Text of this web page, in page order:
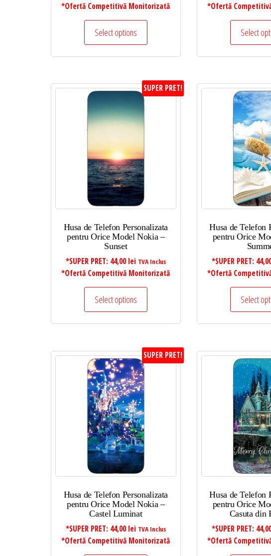
*Ofertă Competitivă Monitorizată
Select options
*Ofertă
Select
SUPER PRET!
Husa de Telefon Personalizata
pentru Orice Model Nokia –
Sunset
*SUPER PRET: 44,00 lei TVA Inclus
*Ofertă Competitivă Monitorizată
Select options
Husa de Telefon
pentru Orice
*SUPER PRET:
*Ofertă
Select
SUPER PRET!
Husa de Telefon Personalizata
pentru Orice Model Nokia –
Castel Luminat
*SUPER PRET: 44,00 lei TVA Inclus
*Ofertă Competitivă Monitorizată
Husa de Telefon
pentru Orice
Casuta din
*SUPER PRET:
*Ofertă